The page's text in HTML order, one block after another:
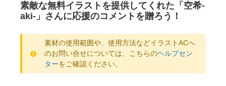
素敵な無料イラストを提供してくれた「空希-
aki-」さんに応援のコメントを贈ろう！
素材の使用範囲や、使用方法などイラストACへ
のお問い合せについては、こちらのヘルプセン
ターをご確認ください。